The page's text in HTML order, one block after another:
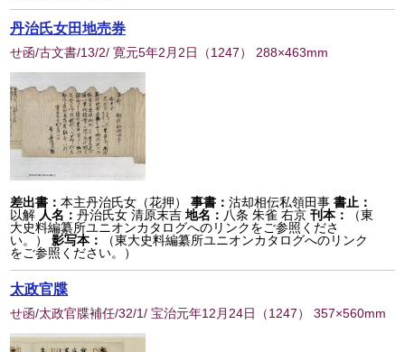
丹治氏女田地売券
せ函/古文書/13/2/ 寛元5年2月2日 （1247） 288×463mm
差出書：本主丹治氏女（花押） 事書：沽却相伝私領田事書止：
以解 人名：丹治氏女 清原末吉 地名： 八条 朱雀 右京 刊本：
（東
大史料編纂所ユニオンカタログへのリンクをご参照くださ
い。）
影写本：
（東大史料編纂所ユニオンカタログへのリンク
をご参照ください。）
太政官牒
せ函/太政官牒補任/32/1/ 宝治元年12月24日 （1247） 357×560mm